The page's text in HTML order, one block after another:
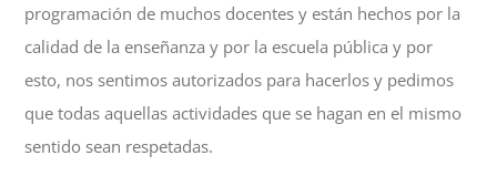
programación de muchos docentes y están hechos por la
calidad de la enseñanza y por la escuela pública y por
esto, nos sentimos autorizados para hacerlos y pedimos
que todas aquellas actividades que se hagan en el mismo
sentido sean respetadas.